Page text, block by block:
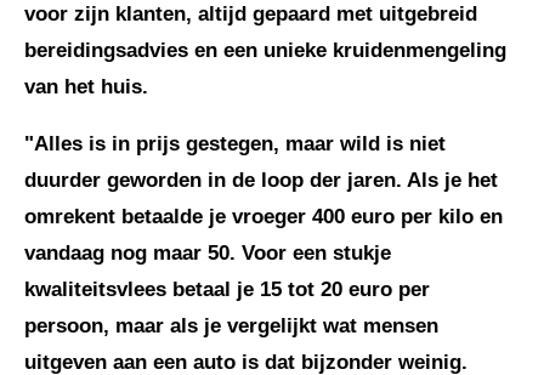
voor zijn klanten, altijd gepaard met uitgebreid
bereidingsadvies en een unieke kruidenmengeling
van het huis.
"Alles is in prijs gestegen, maar wild is niet
duurder geworden in de loop der jaren. Als je het
omrekent betaalde je vroeger 400 euro per kilo en
vandaag nog maar 50. Voor een stukje
kwaliteitsvlees betaal je 15 tot 20 euro per
persoon, maar als je vergelijkt wat mensen
uitgeven aan een auto is dat bijzonder weinig.